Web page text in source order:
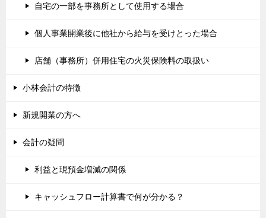
自宅の一部を事務所として使用する場合
個人事業開業後に他社から給与を受けとった場合
店舗（事務所）併用住宅の火災保険料の取扱い
小林会計の特徴
新規開業の方へ
会計の疑問
利益と現預金増減の関係
キャッシュフロー計算書で何が分かる？